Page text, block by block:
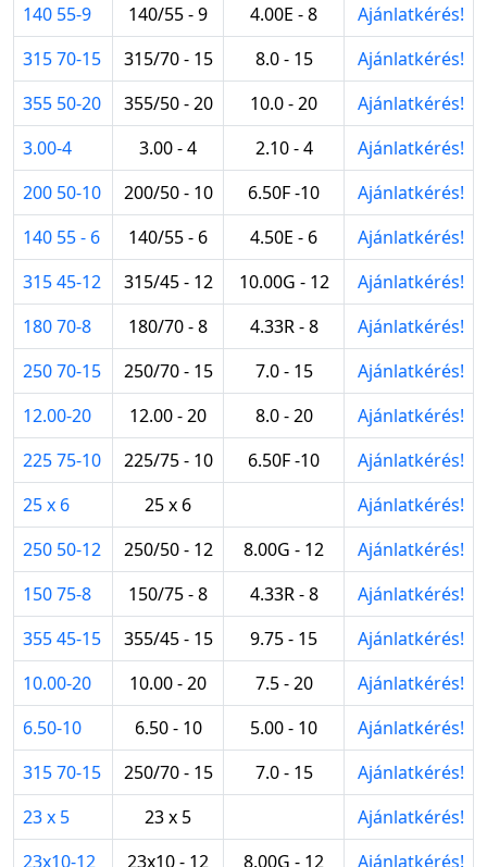
140 55-9
140/55 - 9 4.00E - 8
Ajánlatkérés!
315 70-15
315/70 - 15 8.0 - 15
Ajánlatkérés!
355 50-20
355/50 - 20 10.0 - 20
Ajánlatkérés!
3.00-4
3.00 - 4 2.10 - 4
Ajánlatkérés!
200 50-10
200/50 - 10 6.50F -10
Ajánlatkérés!
140 55 - 6
140/55 - 6 4.50E - 6
Ajánlatkérés!
315 45-12
315/45 - 12 10.00G - 12
Ajánlatkérés!
180 70-8
180/70 - 8 4.33R - 8
Ajánlatkérés!
250 70-15
250/70 - 15 7.0 - 15
Ajánlatkérés!
12.00-20
12.00 - 20 8.0 - 20
Ajánlatkérés!
225 75-10
225/75 - 10 6.50F -10
Ajánlatkérés!
25 x 6
25 x 6
Ajánlatkérés!
250 50-12
250/50 - 12 8.00G - 12
Ajánlatkérés!
150 75-8
150/75 - 8 4.33R - 8
Ajánlatkérés!
355 45-15
355/45 - 15 9.75 - 15
Ajánlatkérés!
10.00-20
10.00 - 20 7.5 - 20
Ajánlatkérés!
6.50-10
6.50 - 10 5.00 - 10
Ajánlatkérés!
315 70-15
250/70 - 15 7.0 - 15
Ajánlatkérés!
23 x 5
23 x 5
Ajánlatkérés!
23x10-12
23x10 - 12 8.00G - 12 Ajánlatkérés!